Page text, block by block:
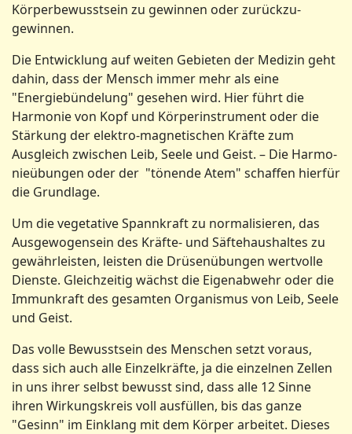
Körperbewusstsein zu gewinnen oder zurückzu­
gewinnen.
Die Entwicklung auf weiten Gebieten der Medizin geht
dahin, dass der Mensch immer mehr als eine
"Energiebündelung" gesehen wird. Hier führt die
Harmonie von Kopf und Körperinstrument oder die
Stärkung der elektro-magnetischen Kräfte zum
Ausgleich zwischen Leib, Seele und Geist. – Die Harmo­
nieübungen oder der "tönende Atem" schaffen hierfür
die Grundlage.
Um die vegetative Spannkraft zu normalisie­ren, das
Ausgewogensein des Kräfte- und Säftehaushaltes zu
gewährleisten, leisten die Drüsenübungen wertvolle
Dienste. Gleichzeitig wächst die Eigenabwehr oder die
Immunkraft des gesamten Organismus von Leib, Seele
und Geist.
Das volle Bewusstsein des Menschen setzt voraus,
dass sich auch alle Einzelkräfte, ja die einzelnen Zellen
in uns ihrer selbst bewusst sind, dass alle 12 Sinne
ihren Wirkungskreis voll ausfüllen, bis das ganze
"Gesinn" im Einklang mit dem Körper arbeitet. Dieses